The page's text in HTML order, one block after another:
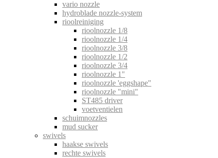
vario nozzle
hydroblade nozzle-system
rioolreiniging
rioolnozzle 1/8
rioolnozzle 1/4
rioolnozzle 3/8
rioolnozzle 1/2
rioolnozzle 3/4
rioolnozzle 1"
rioolnozzle 'eggshape"
rioolnozzle "mini"
ST485 driver
voetventielen
schuimnozzles
mud sucker
swivels
haakse swivels
rechte swivels